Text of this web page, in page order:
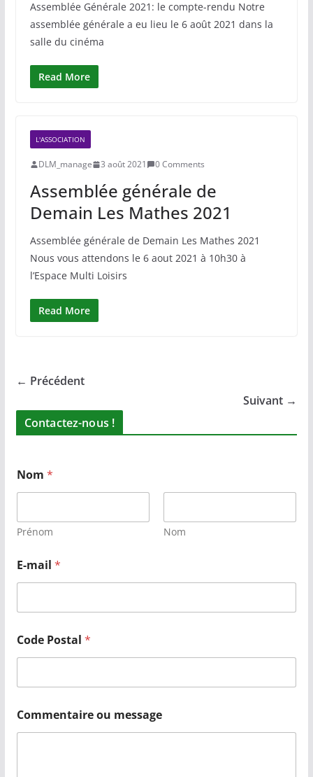
Assemblée Générale 2021: le compte-rendu Notre
assemblée générale a eu lieu le 6 août 2021 dans la
salle du cinéma
Read More
L'ASSOCIATION
DLM_manage 3 août 2021 0 Comments
Assemblée générale de
Demain Les Mathes 2021
Assemblée générale de Demain Les Mathes 2021
Nous vous attendons le 6 aout 2021 à 10h30 à
l’Espace Multi Loisirs
Read More
← Précédent
Suivant →
Contactez-nous !
Nom *
Prénom Nom
E-mail *
Code Postal *
Commentaire ou message